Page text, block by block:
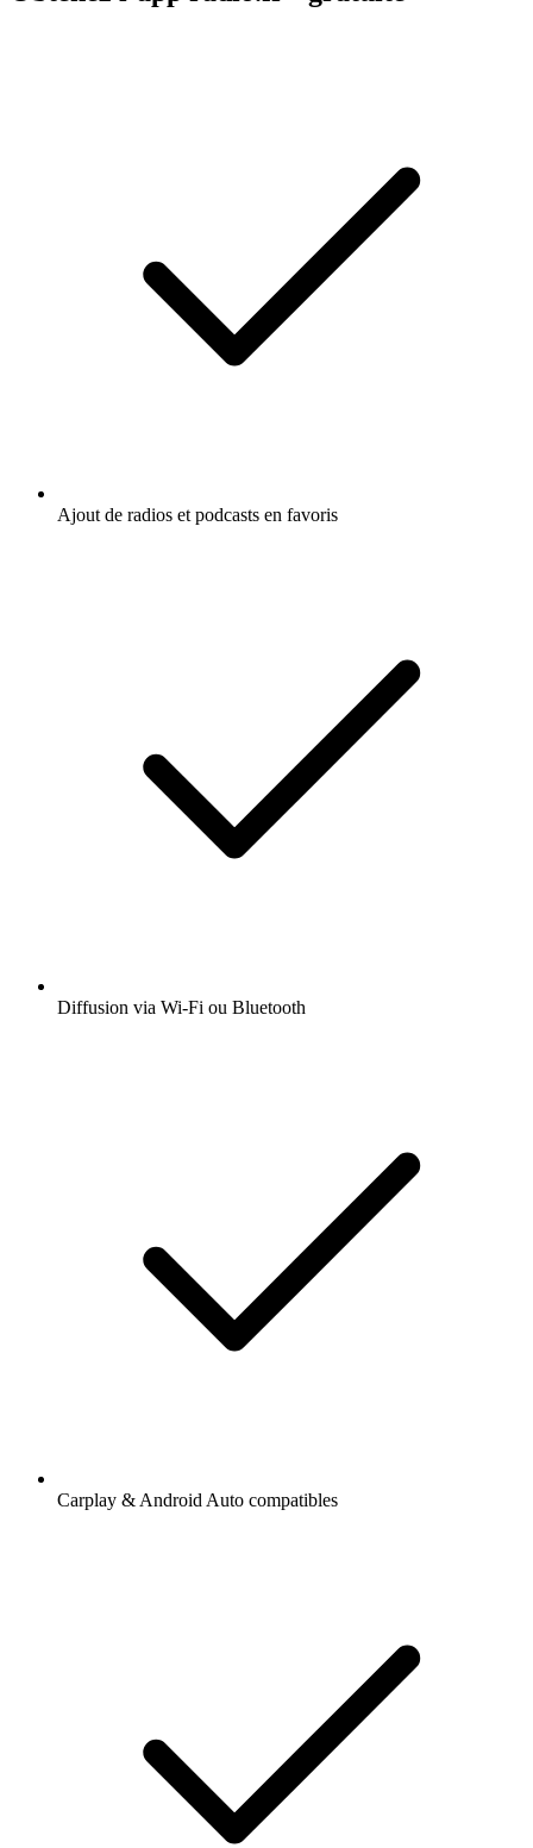
Ajout de radios et podcasts en favoris
Diffusion via Wi-Fi ou Bluetooth
Carplay & Android Auto compatibles